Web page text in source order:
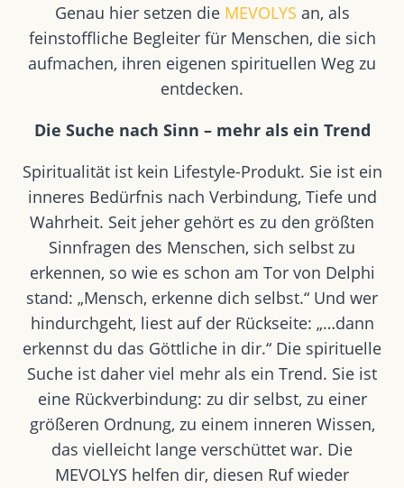
Genau hier setzen die MEVOLYS an, als
feinstoffliche Begleiter für Menschen, die sich
aufmachen, ihren eigenen spirituellen Weg zu
entdecken.
Die Suche nach Sinn – mehr als ein Trend
Spiritualität ist kein Lifestyle-Produkt. Sie ist ein
inneres Bedürfnis nach Verbindung, Tiefe und
Wahrheit. Seit jeher gehört es zu den größten
Sinnfragen des Menschen, sich selbst zu
erkennen, so wie es schon am Tor von Delphi
stand: „Mensch, erkenne dich selbst.“ Und wer
hindurchgeht, liest auf der Rückseite: „…dann
erkennst du das Göttliche in dir.“ Die spirituelle
Suche ist daher viel mehr als ein Trend. Sie ist
eine Rückverbindung: zu dir selbst, zu einer
größeren Ordnung, zu einem inneren Wissen,
das vielleicht lange verschüttet war. Die
MEVOLYS helfen dir, diesen Ruf wieder